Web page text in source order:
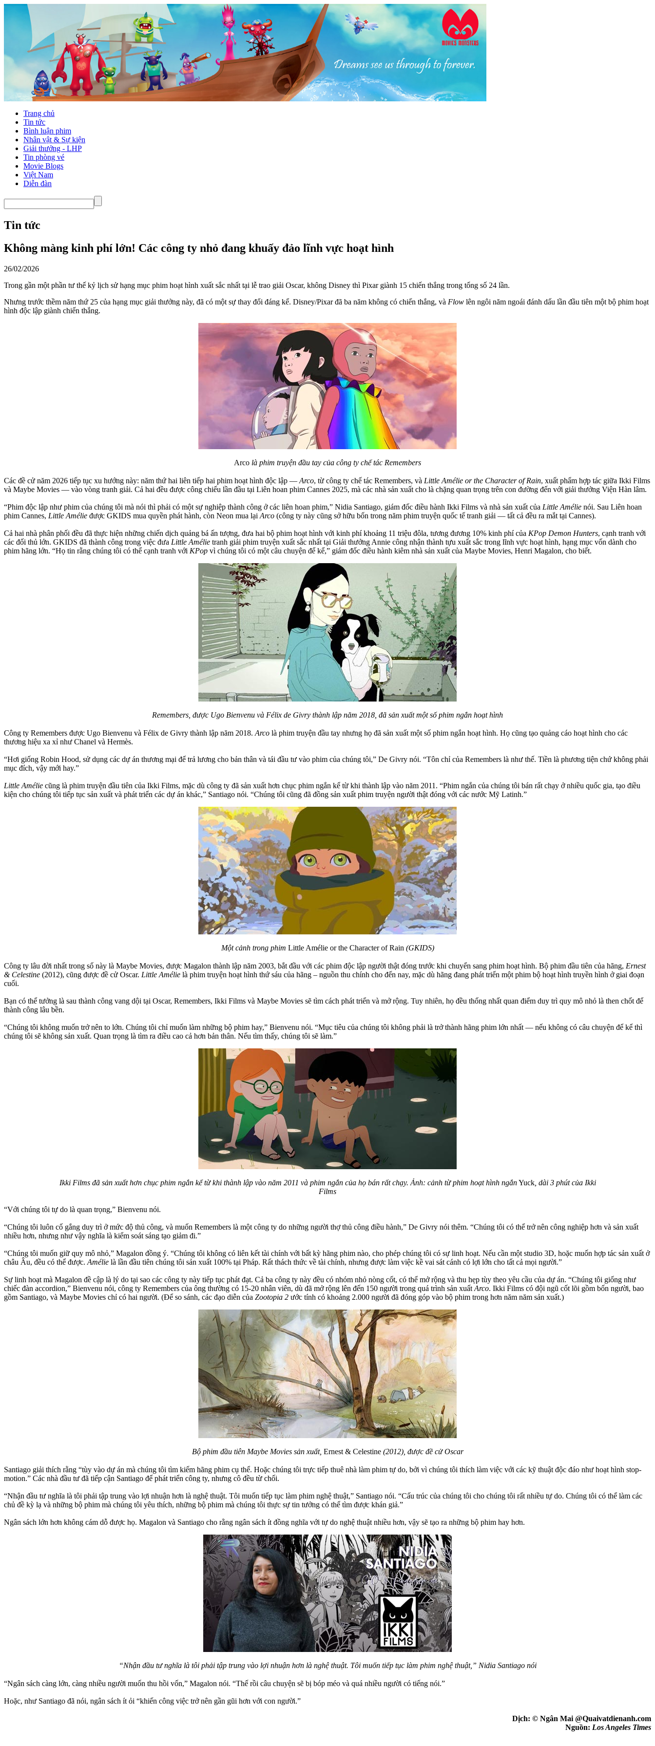
Trang chủ
Tin tức
Bình luận phim
Nhân vật & Sự kiện
Giải thưởng - LHP
Tin phòng vé
Movie Blogs
Việt Nam
Diễn đàn
Tin tức
Không màng kinh phí lớn! Các công ty nhỏ đang khuấy đảo lĩnh vực hoạt hình
26/02/2026
Trong gần một phần tư thế kỷ lịch sử hạng mục phim hoạt hình xuất sắc nhất tại lễ trao giải Oscar, không Disney thì Pixar giành 15 chiến thắng trong tổng số 24 lần.
Nhưng trước thềm năm thứ 25 của hạng mục giải thưởng này, đã có một sự thay đổi đáng kể. Disney/Pixar đã ba năm không có chiến thắng, và Flow lên ngôi năm ngoái đánh dấu lần đầu tiên một bộ phim hoạt
hình độc lập giành chiến thắng.
Arco là phim truyện đầu tay của công ty chế tác Remembers
Các đề cử năm 2026 tiếp tục xu hướng này: năm thứ hai liên tiếp hai phim hoạt hình độc lập — Arco, từ công ty chế tác Remembers, và Little Amélie or the Character of Rain, xuất phẩm hợp tác giữa Ikki Films
và Maybe Movies — vào vòng tranh giải. Cả hai đều được công chiếu lần đầu tại Liên hoan phim Cannes 2025, mà các nhà sản xuất cho là chặng quan trọng trên con đường đến với giải thưởng Viện Hàn lâm.
“Phim độc lập như phim của chúng tôi mà nói thì phải có một sự nghiệp thành công ở các liên hoan phim,” Nidia Santiago, giám đốc điều hành Ikki Films và nhà sản xuất của Little Amélie nói. Sau Liên hoan
phim Cannes, Little Amélie được GKIDS mua quyền phát hành, còn Neon mua lại Arco (công ty này cũng sở hữu bốn trong năm phim truyện quốc tế tranh giải — tất cả đều ra mắt tại Cannes).
Cả hai nhà phân phối đều đã thực hiện những chiến dịch quảng bá ấn tượng, đưa hai bộ phim hoạt hình với kinh phí khoảng 11 triệu đôla, tương đương 10% kinh phí của KPop Demon Hunters, cạnh tranh với
các đối thủ lớn. GKIDS đã thành công trong việc đưa Little Amélie tranh giải phim truyện xuất sắc nhất tại Giải thưởng Annie công nhận thành tựu xuất sắc trong lĩnh vực hoạt hình, hạng mục vốn dành cho
phim hãng lớn. “Họ tin rằng chúng tôi có thể cạnh tranh với KPop vì chúng tôi có một câu chuyện để kể,” giám đốc điều hành kiêm nhà sản xuất của Maybe Movies, Henri Magalon, cho biết.
Remembers, được Ugo Bienvenu và Félix de Givry thành lập năm 2018, đã sản xuất một số phim ngắn hoạt hình
Công ty Remembers được Ugo Bienvenu và Félix de Givry thành lập năm 2018. Arco là phim truyện đầu tay nhưng họ đã sản xuất một số phim ngắn hoạt hình. Họ cũng tạo quảng cáo hoạt hình cho các
thương hiệu xa xỉ như Chanel và Hermès.
“Hơi giống Robin Hood, sử dụng các dự án thương mại để trả lương cho bản thân và tái đầu tư vào phim của chúng tôi,” De Givry nói. “Tôn chỉ của Remembers là như thế. Tiền là phương tiện chứ không phải
mục đích, vậy mới hay.”
Little Amélie cũng là phim truyện đầu tiên của Ikki Films, mặc dù công ty đã sản xuất hơn chục phim ngắn kể từ khi thành lập vào năm 2011. “Phim ngắn của chúng tôi bán rất chạy ở nhiều quốc gia, tạo điều
kiện cho chúng tôi tiếp tục sản xuất và phát triển các dự án khác,” Santiago nói. “Chúng tôi cũng đã đồng sản xuất phim truyện người thật đóng với các nước Mỹ Latinh.”
Một cảnh trong phim Little Amélie or the Character of Rain (GKIDS)
Công ty lâu đời nhất trong số này là Maybe Movies, được Magalon thành lập năm 2003, bắt đầu với các phim độc lập người thật đóng trước khi chuyển sang phim hoạt hình. Bộ phim đầu tiên của hãng, Ernest
& Celestine (2012), cũng được đề cử Oscar. Little Amélie là phim truyện hoạt hình thứ sáu của hãng – nguồn thu chính cho đến nay, mặc dù hãng đang phát triển một phim bộ hoạt hình truyền hình ở giai đoạn
cuối.
Bạn có thể tưởng là sau thành công vang dội tại Oscar, Remembers, Ikki Films và Maybe Movies sẽ tìm cách phát triển và mở rộng. Tuy nhiên, họ đều thống nhất quan điểm duy trì quy mô nhỏ là then chốt để
thành công lâu bền.
“Chúng tôi không muốn trở nên to lớn. Chúng tôi chỉ muốn làm những bộ phim hay,” Bienvenu nói. “Mục tiêu của chúng tôi không phải là trở thành hãng phim lớn nhất — nếu không có câu chuyện để kể thì
chúng tôi sẽ không sản xuất. Quan trọng là tìm ra điều cao cả hơn bản thân. Nếu tìm thấy, chúng tôi sẽ làm.”
Ikki Films đã sản xuất hơn chục phim ngắn kể từ khi thành lập vào năm 2011 và phim ngắn của họ bán rất chạy. Ảnh: cảnh từ phim hoạt hình ngắnYuck, dài 3 phút của Ikki
Films
“Với chúng tôi tự do là quan trọng,” Bienvenu nói.
“Chúng tôi luôn cố gắng duy trì ở mức độ thủ công, và muốn Remembers là một công ty do những người thợ thủ công điều hành,” De Givry nói thêm. “Chúng tôi có thể trở nên công nghiệp hơn và sản xuất
nhiều hơn, nhưng như vậy nghĩa là kiểm soát sáng tạo giảm đi.”
“Chúng tôi muốn giữ quy mô nhỏ,” Magalon đồng ý. “Chúng tôi không có liên kết tài chính với bất kỳ hãng phim nào, cho phép chúng tôi có sự linh hoạt. Nếu cần một studio 3D, hoặc muốn hợp tác sản xuất ở
châu Âu, đều có thể được. Amélie là lần đầu tiên chúng tôi sản xuất 100% tại Pháp. Rất thách thức về tài chính, nhưng được làm việc kề vai sát cánh có lợi lớn cho tất cả mọi người.”
Sự linh hoạt mà Magalon đề cập là lý do tại sao các công ty này tiếp tục phát đạt. Cả ba công ty này đều có nhóm nhỏ nòng cốt, có thể mở rộng và thu hẹp tùy theo yêu cầu của dự án. “Chúng tôi giống như
chiếc đàn accordion,” Bienvenu nói, công ty Remembers của ông thường có 15-20 nhân viên, dù đã mở rộng lên đến 150 người trong quá trình sản xuất Arco. Ikki Films có đội ngũ cốt lõi gồm bốn người, bao
gồm Santiago, và Maybe Movies chỉ có hai người. (Để so sánh, các đạo diễn của Zootopia 2 ước tính có khoảng 2.000 người đã đóng góp vào bộ phim trong hơn năm năm sản xuất.)
Bộ phim đầu tiên Maybe Movies sản xuất, Ernest & Celestine(2012), được đề cử Oscar
Santiago giải thích rằng “tùy vào dự án mà chúng tôi tìm kiếm hãng phim cụ thể. Hoặc chúng tôi trực tiếp thuê nhà làm phim tự do, bởi vì chúng tôi thích làm việc với các kỹ thuật độc đáo như hoạt hình stop-
motion.” Các nhà đầu tư đã tiếp cận Santiago để phát triển công ty, nhưng cô đều từ chối.
“Nhận đầu tư nghĩa là tôi phải tập trung vào lợi nhuận hơn là nghệ thuật. Tôi muốn tiếp tục làm phim nghệ thuật,” Santiago nói. “Cấu trúc của chúng tôi cho chúng tôi rất nhiều tự do. Chúng tôi có thể làm các
chủ đề kỳ lạ và những bộ phim mà chúng tôi yêu thích, những bộ phim mà chúng tôi thực sự tin tưởng có thể tìm được khán giả.”
Ngân sách lớn hơn không cám dỗ được họ. Magalon và Santiago cho rằng ngân sách ít đồng nghĩa với tự do nghệ thuật nhiều hơn, vậy sẽ tạo ra những bộ phim hay hơn.
“Nhận đầu tư nghĩa là tôi phải tập trung vào lợi nhuận hơn là nghệ thuật. Tôi muốn tiếp tục làm phim nghệ thuật,” Nidia Santiago nói
“Ngân sách càng lớn, càng nhiều người muốn thu hồi vốn,” Magalon nói. “Thế rồi câu chuyện sẽ bị bóp méo và quá nhiều người có tiếng nói.”
Hoặc, như Santiago đã nói, ngân sách ít ỏi “khiến công việc trở nên gần gũi hơn với con người.”
Dịch: © Ngân Mai @Quaivatdienanh.com
Nguồn: Los Angeles Times